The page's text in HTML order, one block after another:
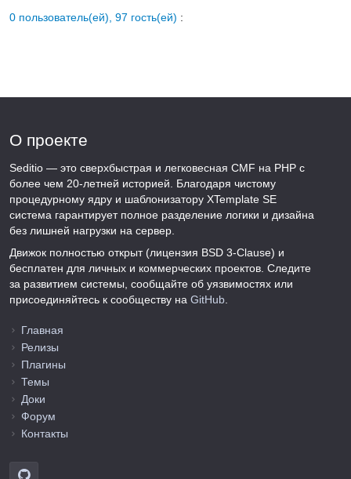
0 пользователь(ей), 97 гость(ей) :
О проекте
Seditio — это сверхбыстрая и легковесная CMF на PHP с
более чем 20-летней историей. Благодаря чистому
процедурному ядру и шаблонизатору XTemplate SE
система гарантирует полное разделение логики и дизайна
без лишней нагрузки на сервер.
Движок полностью открыт (лицензия BSD 3-Clause) и
бесплатен для личных и коммерческих проектов. Следите
за развитием системы, сообщайте об уязвимостях или
присоединяйтесь к сообществу на GitHub
Главная
Релизы
Плагины
Темы
Доки
Форум
Контакты